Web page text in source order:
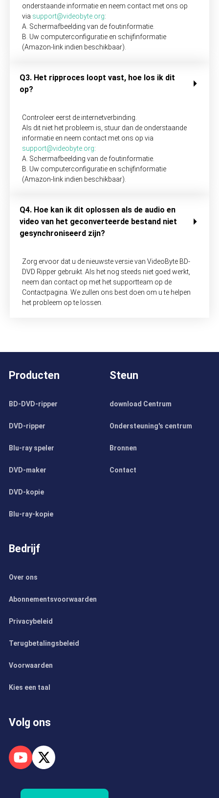
onderstaande informatie en neem contact met ons op
via support@videobyte.org:
A. Schermafbeelding van de foutinformatie.
B. Uw computerconfiguratie en schijfinformatie
(Amazon-link indien beschikbaar).
Q3. Het ripproces loopt vast, hoe los ik dit
op?
Controleer eerst de internetverbinding.
Als dit niet het probleem is, stuur dan de onderstaande
informatie en neem contact met ons op via
support@videobyte.org:
A. Schermafbeelding van de foutinformatie.
B. Uw computerconfiguratie en schijfinformatie
(Amazon-link indien beschikbaar).
Q4. Hoe kan ik dit oplossen als de audio en
video van het geconverteerde bestand niet
gesynchroniseerd zijn?
Zorg ervoor dat u de nieuwste versie van VideoByte BD-
DVD Ripper gebruikt. Als het nog steeds niet goed werkt,
neem dan contact op met het supportteam op de
Contactpagina. We zullen ons best doen om u te helpen
het probleem op te lossen.
Producten
BD-DVD-ripper
DVD-ripper
Blu-ray speler
DVD-maker
DVD-kopie
Blu-ray-kopie
Steun
download Centrum
Ondersteuning's centrum
Bronnen
Contact
Bedrijf
Over ons
Abonnementsvoorwaarden
Privacybeleid
Terugbetalingsbeleid
Voorwaarden
Kies een taal
Volg ons